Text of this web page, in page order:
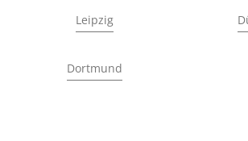
Leipzig
Dortmund